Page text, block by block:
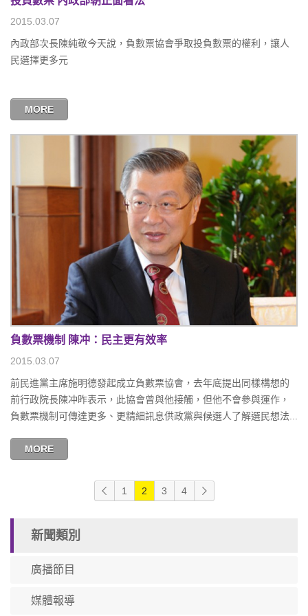
2015.03.07
內政部次長陳純敬今天說，負數票協會爭取投負數票的權利，讓人
民選擇更多元
MORE
負數票機制 陳冲：民主更有效率
2015.03.07
前民進黨主席施明德發起成立負數票協會，去年底提出同樣構想的
前行政院長陳冲昨表示，此協會曾與他接觸，但他不會參與運作，
負數票機制可傳達更多、更精細訊息供政黨與候選人了解選民想法...
MORE
1 2 3 4
新聞類別
廣播節目
媒體報導